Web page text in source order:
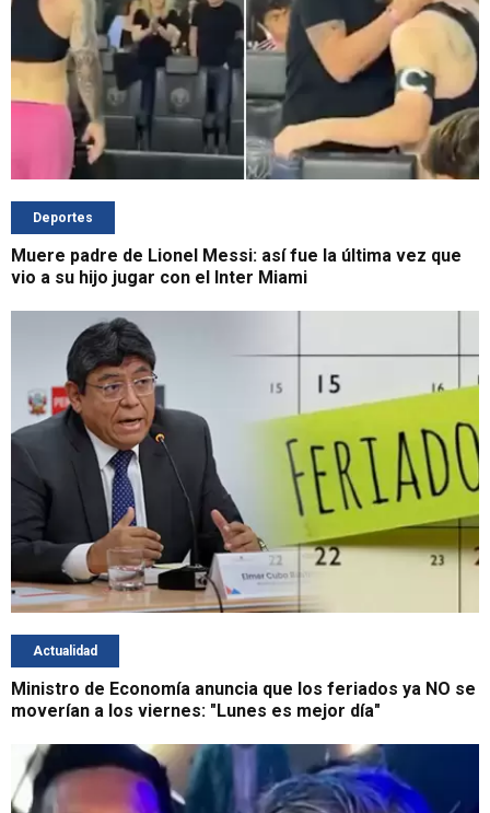
Deportes
Muere padre de Lionel Messi: así fue la última vez que
vio a su hijo jugar con el Inter Miami
Actualidad
Ministro de Economía anuncia que los feriados ya NO se
moverían a los viernes: "Lunes es mejor día"